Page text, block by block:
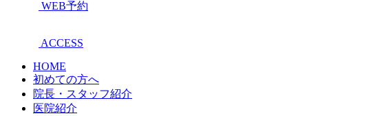
WEB予約
ACCESS
HOME
初めての方へ
院長・スタッフ紹介
医院紹介